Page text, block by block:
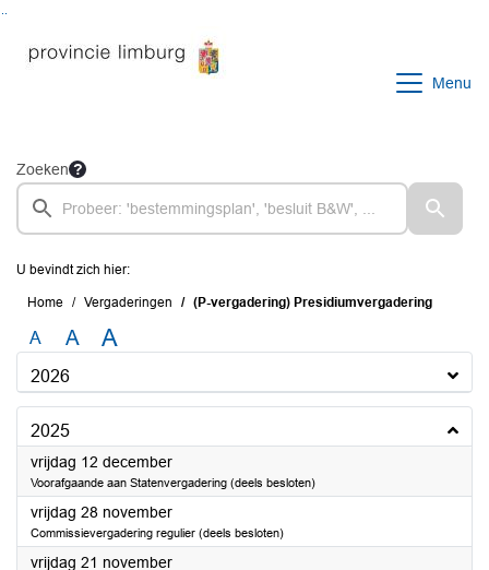
Menu
Zoeken
U bevindt zich hier:
Home Vergaderingen (P-vergadering) Presidiumvergadering
A A A
2026
2025
vrijdag 12 december2025
Voorafgaande aan Statenvergadering (deels besloten)
vrijdag 28 november2025
Commissievergadering regulier (deels besloten)
vrijdag 21 november2025